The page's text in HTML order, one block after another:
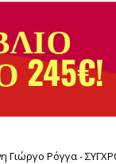
Γιώργο Ρόγγα -